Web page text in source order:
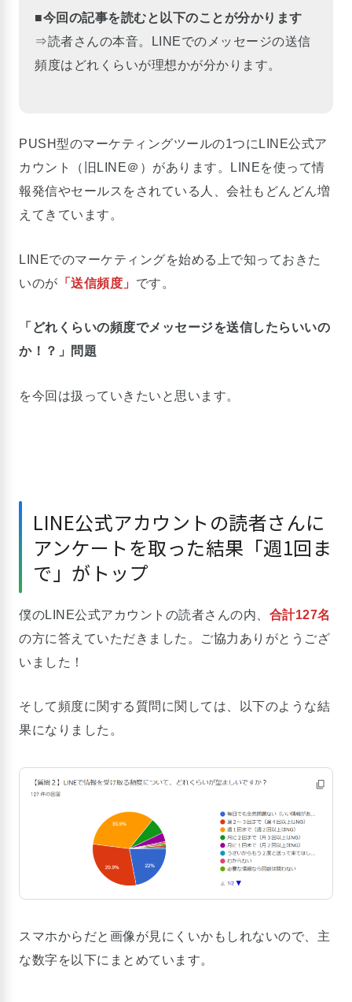
■今回の記事を読むと以下のことが分かります
⇒読者さんの本音。LINEでのメッセージの送信
頻度はどれくらいが理想かが分かります。
PUSH型のマーケティングツールの1つにLINE公式ア
カウント（旧LINE＠）があります。LINEを使って情
報発信やセールスをされている人、会社もどんどん増
えてきています。
LINEでのマーケティングを始める上で知っておきた
いのが 「送信頻度」 です。
「どれくらいの頻度でメッセージを送信したらいいの
か！？」問題
を今回は扱っていきたいと思います。
LINE公式アカウントの読者さんに
アンケートを取った結果「週1回ま
で」がトップ
僕のLINE公式アカウントの読者さんの内、 合計127名
の方に答えていただきました。ご協力ありがとうござ
いました！
そして頻度に関する質問に関しては、以下のような結
果になりました。
スマホからだと画像が見にくいかもしれないので、主
な数字を以下にまとめています。